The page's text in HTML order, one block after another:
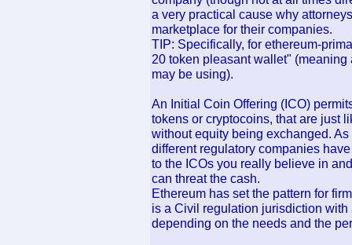
a very practical cause why
marketplace for their companies.
TIP: Specifically, for ethereum-
20 token pleasant wallet"
may be using).
An Initial Coin Offering (ICO)
tokens or cryptocoins, that are just
without equity being exchanged.
different regulatory companies
to the ICOs you really believe in
can threat the cash.
Ethereum has set the pattern for
is a Civil regulation jurisdiction
depending on the needs and the